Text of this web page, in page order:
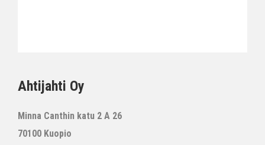
Ahtijahti Oy
Minna Canthin katu 2 A 26
70100 Kuopio